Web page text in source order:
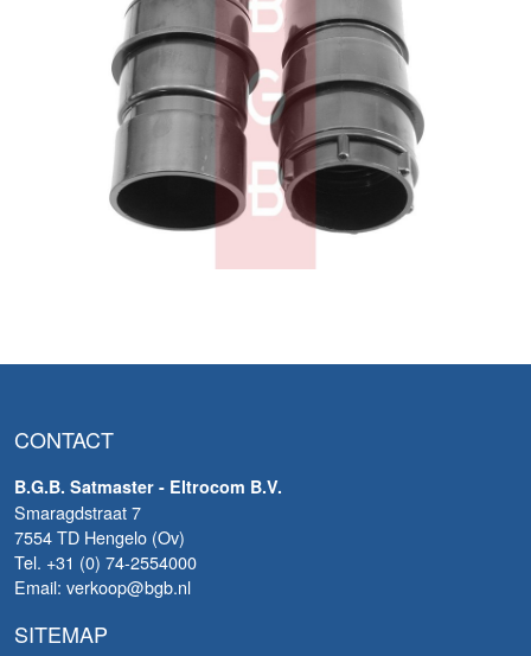
CONTACT
B.G.B. Satmaster - Eltrocom B.V.
Smaragdstraat 7
7554 TD Hengelo (Ov)
Tel. +31 (0) 74-2554000
Email: verkoop@bgb.nl
SITEMAP